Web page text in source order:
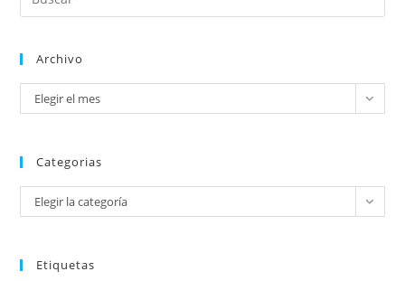
Archivo
Elegir el mes
Categorias
Elegir la categoría
Etiquetas